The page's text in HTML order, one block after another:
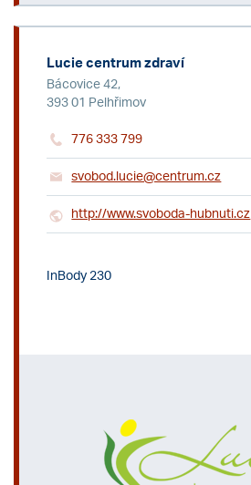
Lucie centrum zdraví
Bácovice 42,
393 01 Pelhřimov
776 333 799
svobod.lucie@centrum.cz
http://www.svoboda-hubnuti.cz
InBody 230